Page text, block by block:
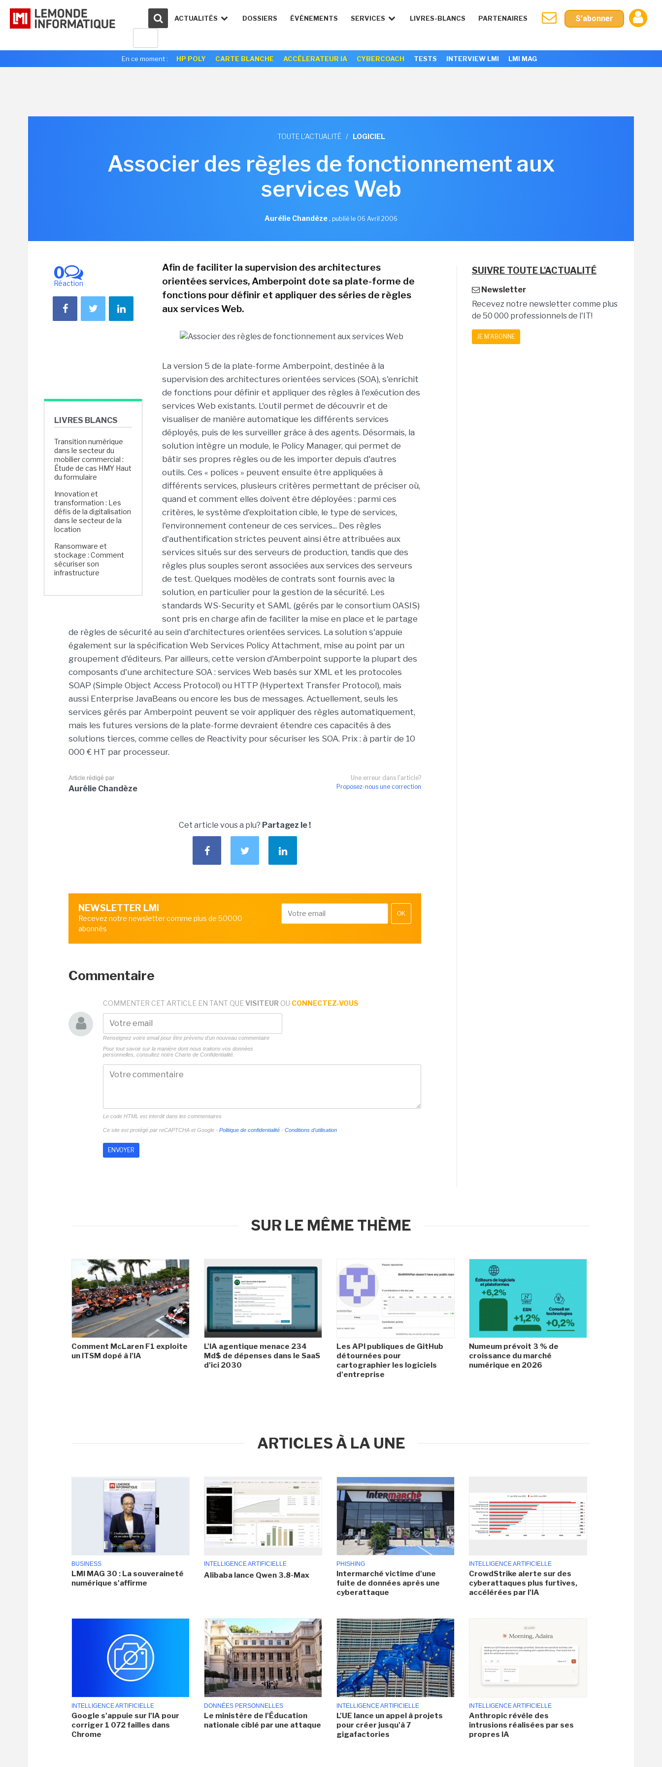
ACTUALITÉS DOSSIERS ÉVÉNEMENTS SERVICES LIVRES-BLANCS PARTENAIRES S'abonner
En ce moment : HP POLY CARTE BLANCHE ACCÉLERATEUR IA CYBERCOACH TESTS INTERVIEW LMI LMI MAG
TOUTE L'ACTUALITÉ / LOGICIEL
Associer des règles de fonctionnement aux
services Web
Aurélie Chandèze, publié le 06 Avril 2006
0
Réaction
LIVRES BLANCS
Transition numérique
dans le secteur du
mobilier commercial :
Étude de cas HMY Haut
du formulaire
Innovation et
transformation : Les
défis de la digitalisation
dans le secteur de la
location
Ransomware et
stockage : Comment
sécuriser son
infrastructure
Afin de faciliter la supervision des architectures
orientées services, Amberpoint dote sa plate-forme de
fonctions pour définir et appliquer des séries de règles
aux services Web.
La version 5 de la plate-forme Amberpoint, destinée à la
supervision des architectures orientées services (SOA), s'enrichit
de fonctions pour définir et appliquer des règles à l'exécution des
services Web existants. L'outil permet de découvrir et de
visualiser de manière automatique les différents services
déployés, puis de les surveiller grâce à des agents. Désormais, la
solution intègre un module, le Policy Manager, qui permet de
bâtir ses propres règles ou de les importer depuis d'autres
outils. Ces « polices » peuvent ensuite être appliquées à
différents services, plusieurs critères permettant de préciser où,
quand et comment elles doivent être déployées : parmi ces
critères, le système d'exploitation cible, le type de services,
l'environnement conteneur de ces services... Des règles
d'authentification strictes peuvent ainsi être attribuées aux
services situés sur des serveurs de production, tandis que des
règles plus souples seront associées aux services des serveurs
de test. Quelques modèles de contrats sont fournis avec la
solution, en particulier pour la gestion de la sécurité. Les
standards WS-Security et SAML (gérés par le consortium OASIS)
sont pris en charge afin de faciliter la mise en place et le partage
de règles de sécurité au sein d'architectures orientées services. La solution s'appuie
également sur la spécification Web Services Policy Attachment, mise au point par un
groupement d'éditeurs. Par ailleurs, cette version d'Amberpoint supporte la plupart des
composants d'une architecture SOA : services Web basés sur XML et les protocoles
SOAP (Simple Object Access Protocol) ou HTTP (Hypertext Transfer Protocol), mais
aussi Enterprise JavaBeans ou encore les bus de messages. Actuellement, seuls les
services gérés par Amberpoint peuvent se voir appliquer des règles automatiquement,
mais les futures versions de la plate-forme devraient étendre ces capacités à des
solutions tierces, comme celles de Reactivity pour sécuriser les SOA. Prix : à partir de 10
000 € HT par processeur.
Une erreur dans l'article?
Proposez-nous une correction
Article rédigé par
Aurélie Chandèze
Cet article vous a plu? Partagez le !
NEWSLETTER LMI
Recevez notre newsletter comme plus de 50000
abonnés
OK
Commentaire
COMMENTER CET ARTICLE EN TANT QUE VISITEUR OU CONNECTEZ-VOUS
Renseignez votre email pour être prévenu d'un nouveau commentaire
Pour tout savoir sur la manière dont nous traitons vos données
personnelles, consultez notre Charte de Confidentialité.
Le code HTML est interdit dans les commentaires
Ce site est protégé par reCAPTCHA et Google - Politique de confidentialité - Conditions d'utilisation
SUIVRE TOUTE L'ACTUALITÉ
Newsletter
Recevez notre newsletter comme plus
de 50 000 professionnels de l'IT!
JE M'ABONNE
SUR LE MÊME THÈME
Comment McLaren F1 exploite
un ITSM dopé à l'IA
L'IA agentique menace 234
Md$ de dépenses dans le SaaS
d'ici 2030
Les API publiques de GitHub
détournées pour
cartographier les logiciels
d'entreprise
Numeum prévoit 3 % de
croissance du marché
numérique en 2026
ARTICLES À LA UNE
BUSINESS
LMI MAG 30 : La souveraineté
numérique s'affirme
INTELLIGENCE ARTIFICIELLE
Alibaba lance Qwen 3.8-Max
PHISHING
Intermarché victime d'une
fuite de données après une
cyberattaque
INTELLIGENCE ARTIFICIELLE
CrowdStrike alerte sur des
cyberattaques plus furtives,
accélérées par l'IA
INTELLIGENCE ARTIFICIELLE
Google s'appuie sur l'IA pour
corriger 1 072 failles dans
Chrome
DONNÉES PERSONNELLES
Le ministère de l'Éducation
nationale ciblé par une attaque
INTELLIGENCE ARTIFICIELLE
L'UE lance un appel à projets
pour créer jusqu'à 7
gigafactories
INTELLIGENCE ARTIFICIELLE
Anthropic révèle des
intrusions réalisées par ses
propres IA